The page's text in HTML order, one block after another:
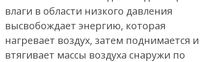
влаги в области низкого давления
высвобождает энергию, которая
нагревает воздух, затем поднимается и
втягивает массы воздуха снаружи по